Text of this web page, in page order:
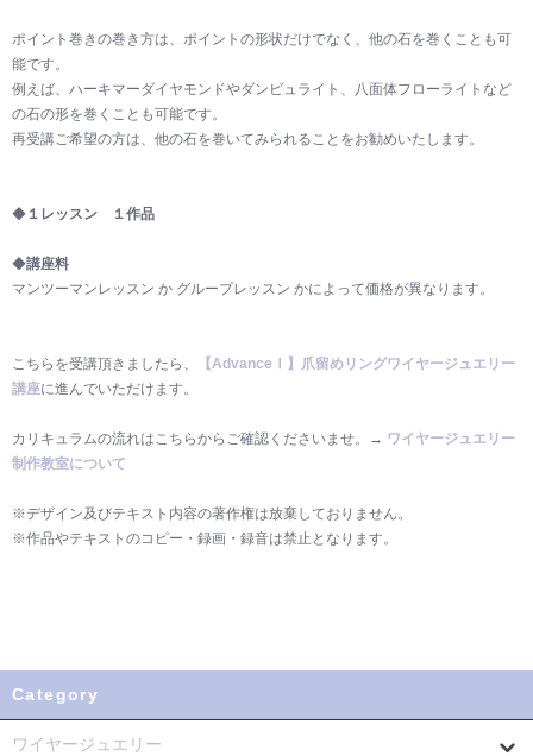
ポイント巻きの巻き方は、ポイントの形状だけでなく、他の石を巻くことも可
能です。
例えば、ハーキマーダイヤモンドやダンビュライト、八面体フローライトなど
の石の形を巻くことも可能です。
再受講ご希望の方は、他の石を巻いてみられることをお勧めいたします。
◆ １レッスン １作品
◆講座料
マンツーマンレッスン か グループレッスン かによって価格が異なります。
こちらを受講頂きましたら、
【AdvanceⅠ】爪留めリングワイヤージュエリー
講座に進んでいただけます。
カリキュラムの流れはこちらからご確認くださいませ。→ ワイヤージュエリー
制作教室について
※デザイン及びテキスト内容の著作権は放棄しておりません。
※作品やテキストのコピー・録画・録音は禁止となります。
Category
ワイヤージュエリー